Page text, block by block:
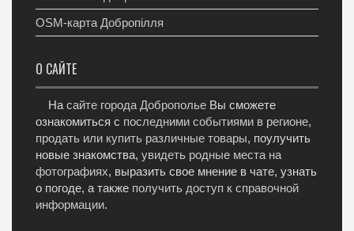
OSM-карта Добропілля
О САЙТЕ
На сайте города Доброполье Вы сможете
ознакомиться с последними событиями в регионе,
продать или купить различные товары, поулучить
новые знакомства, увидеть родные места на
фотографиях, выразить свое мнение в чате, узнать
о погоде, а также получить доступ к справочной
информации.